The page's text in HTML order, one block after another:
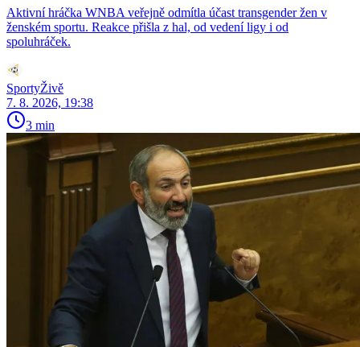
Aktivní hráčka WNBA veřejně odmítla účast transgender žen v
ženském sportu. Reakce přišla z hal, od vedení ligy i od
spoluhráček.
SportyŽivě
7. 8. 2026, 19:38
3 min